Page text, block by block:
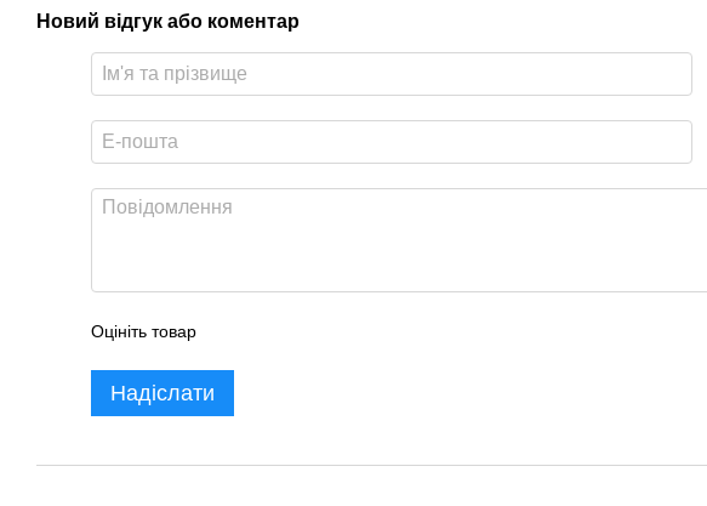
Новий відгук або коментар
Оцініть товар
Надіслати